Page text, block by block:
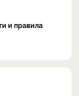
и правила